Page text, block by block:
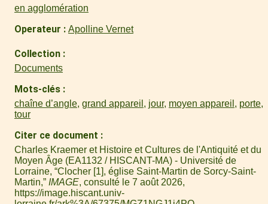
en agglomération
Operateur Apolline Vernet
Collection
Documents
Mots-clés
chaîne d’angle, grand appareil , jour, moyen appareil , porte,
tour
Citer ce document
Charles Kraemer et Histoire et Cultures de l'Antiquité et du
Moyen Âge (EA1132 / HISCANT-MA) - Université de
Lorraine, “Clocher [1], église Saint-Martin de Sorcy-Saint-
Martin,” IMAGE, consulté le 7 août 2026,
https://image.hiscant.univ-